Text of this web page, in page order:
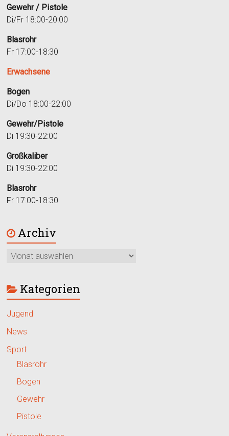
Gewehr / Pistole
Di/Fr 18:00-20:00
Blasrohr
Fr 17:00-18:30
Erwachsene
Bogen
Di/Do 18:00-22:00
Gewehr/Pistole
Di 19:30-22:00
Großkaliber
Di 19:30-22:00
Blasrohr
Fr 17:00-18:30
Archiv
Kategorien
Jugend
News
Sport
Blasrohr
Bogen
Gewehr
Pistole